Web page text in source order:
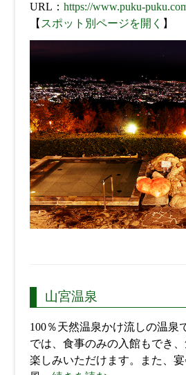
URL： https://www.puku-
【 スポット別ページを開く 】
山宮温泉
100％天然温泉かけ流しの温泉
では、食事のみの入館もでき
楽しみいただけます。また、